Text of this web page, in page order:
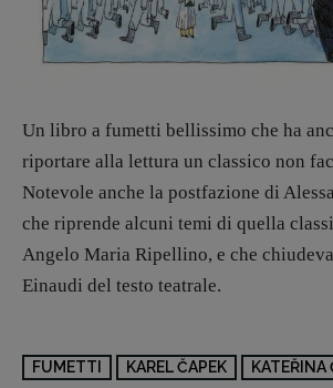
Un libro a fumetti bellissimo che ha
riportare alla lettura un classico non
Notevole anche la postfazione di
che riprende alcuni temi di quella
Angelo Maria Ripellino, e che
Einaudi del testo teatrale.
FUMETTI KAREL ČAPEK KATEŘINA